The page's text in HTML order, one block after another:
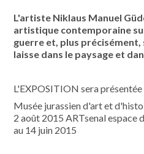
L'artiste Niklaus Manuel
artistique contemporaine
guerre et, plus précisément,
laisse dans le paysage et
L'EXPOSITION sera présentée
Musée jurassien d'art et
2 août 2015 ARTsenal espace
au 14 juin 2015